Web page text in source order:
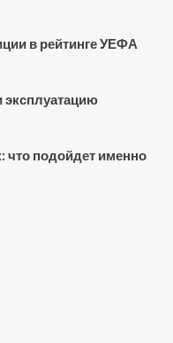
в рейтинге УЕФА
эксплуатацию
что подойдет именно